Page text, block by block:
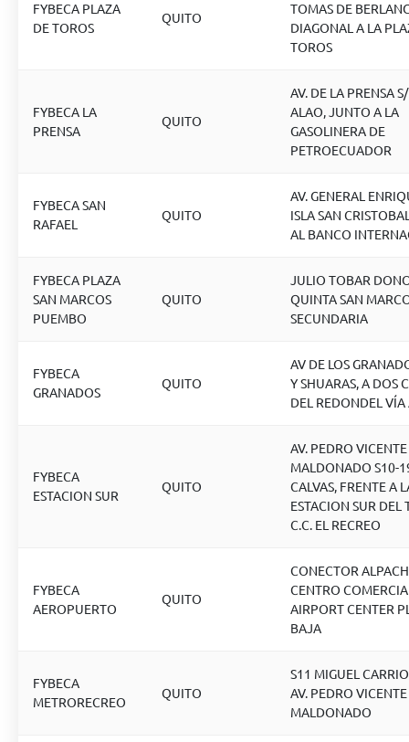
FYBECA PLAZA
DE TOROS
QUITO
TOMAS DE
DIAGONAL A LA
TOROS
FYBECA LA
PRENSA
QUITO
AV. DE LA PRENSA
ALAO, JUNTO A LA
GASOLINERA DE
PETROECUADOR
FYBECA SAN
RAFAEL
QUITO
AV. GENERAL
ISLA SAN
AL BANCO
FYBECA PLAZA
SAN MARCOS
PUEMBO
QUITO
JULIO TOBAR
QUINTA SAN
SECUNDARIA
FYBECA
GRANADOS
QUITO
AV DE LOS
Y SHUARAS, A DOS
DEL REDONDEL VÍA
FYBECA
ESTACION SUR
QUITO
AV. PEDRO VICENTE
MALDONADO S10-
CALVAS, FRENTE A
ESTACION SUR DEL
C.C. EL RECREO
FYBECA
AEROPUERTO
QUITO
CONECTOR
CENTRO
AIRPORT CENTER
BAJA
FYBECA
METRORECREO
QUITO
S11 MIGUEL
AV. PEDRO VICENTE
MALDONADO